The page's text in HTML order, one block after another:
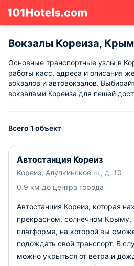
Вокзалы Кореиза, Крым
Основные транспортные узлы в
работы касс, адреса и описания
вокзалов и автовокзалов.
вокзалами Кореиза для пешей
Всего 1 объект
Автостанция Кореиз
Кореиз, Алупкинское ш., д. 10
0.9 км до центра города
Автостанция Кореиз, которая
прекрасном, солнечном Крыму,
платформа, на которой вы
подождать свой транспорт. В
можно укрыться от ветра и